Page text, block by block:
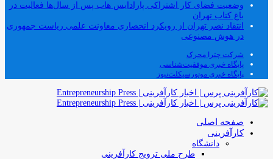
وضعیت فضای کار اشتراکی پارادایس هاب پس از سال‌ها فعالیت در
باغ کتاب تهران
انتقاد نصر تهران از رویکرد انحصاری معاونت علمی ریاست جمهوری
در هوش مصنوعی
شرکت چترا محرک
پایگاه خبری موفقیت‌شناسی
پایگاه خبری موتورسیکلت‌نیوز
صفحه اصلی
کارآفرینی
دانشگاه
طرح ملی ترویج کارآفرینی